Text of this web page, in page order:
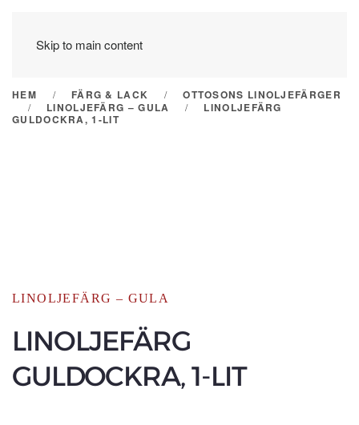
Skip to main content
HEM FÄRG & LACK
OTTOSONS LINOLJEFÄRGER
LINOLJEFÄRG – GULA
LINOLJEFÄRG
GULDOCKRA, 1-LIT
LINOLJEFÄRG – GULA
LINOLJEFÄRG
GULDOCKRA, 1-LIT